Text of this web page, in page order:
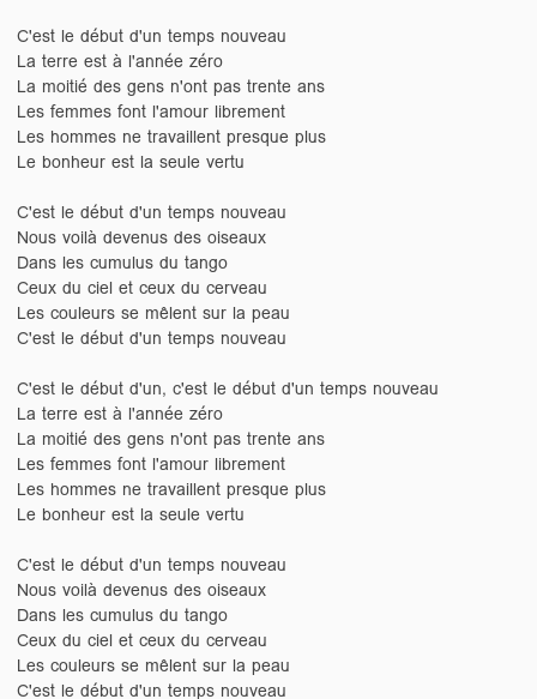
C'est le début d'un temps nouveau
La terre est à l'année zéro
La moitié des gens n'ont pas trente ans
Les femmes font l'amour librement
Les hommes ne travaillent presque plus
Le bonheur est la seule vertu
C'est le début d'un temps nouveau
Nous voilà devenus des oiseaux
Dans les cumulus du tango
Ceux du ciel et ceux du cerveau
Les couleurs se mêlent sur la peau
C'est le début d'un temps nouveau
C'est le début d'un, c'est le début d'un temps nouveau
La terre est à l'année zéro
La moitié des gens n'ont pas trente ans
Les femmes font l'amour librement
Les hommes ne travaillent presque plus
Le bonheur est la seule vertu
C'est le début d'un temps nouveau
Nous voilà devenus des oiseaux
Dans les cumulus du tango
Ceux du ciel et ceux du cerveau
Les couleurs se mêlent sur la peau
C'est le début d'un temps nouveau